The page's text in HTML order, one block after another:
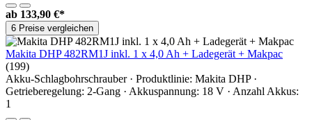
ab 133,90 €*
6 Preise vergleichen
Makita DHP 482RM1J inkl. 1 x 4,0 Ah + Ladegerät + Makpac
(199)
Akku-Schlagbohrschrauber · Produktlinie: Makita DHP ·
Getrieberegelung: 2-Gang · Akkuspannung: 18 V · Anzahl Akkus:
1